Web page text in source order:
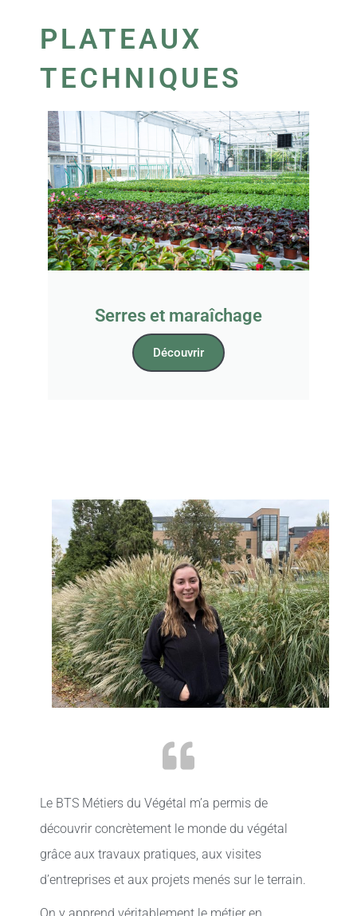
PLATEAUX
TECHNIQUES
Serres et maraîchage
Découvrir
Le BTS Métiers du Végétal m’a permis de
découvrir concrètement le monde du végétal
grâce aux travaux pratiques, aux visites
d’entreprises et aux projets menés sur le terrain.